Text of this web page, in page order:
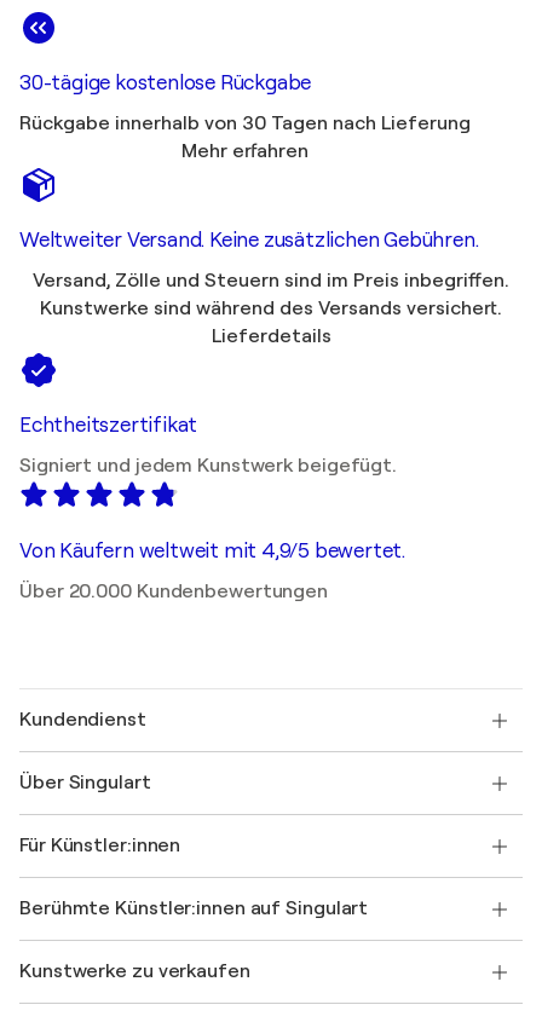
30-tägige kostenlose Rückgabe
Rückgabe innerhalb von 30 Tagen nach Lieferung
Mehr erfahren
Weltweiter Versand. Keine zusätzlichen Gebühren.
Versand, Zölle und Steuern sind im Preis inbegriffen.
Kunstwerke sind während des Versands versichert.
Lieferdetails
Echtheitszertifikat
Signiert und jedem Kunstwerk beigefügt.
Von Käufern weltweit mit 4,9/5 bewertet.
Über 20.000 Kundenbewertungen
Kundendienst
Versand
Einen Gutschein verschenken
Werden Sie Mitglied unseres Handelsprogramms
Ihr Konto
+49 30 31196995
Über Singulart
FAQ
Singulart-Magazin
Jobs
Entdecken Sie kuratierte Originalkunst
Für Künstler:innen
Als Künstler anmelden
Berühmte Künstler:innen auf Singulart
Marc Chagall
Kunstwerke zu verkaufen